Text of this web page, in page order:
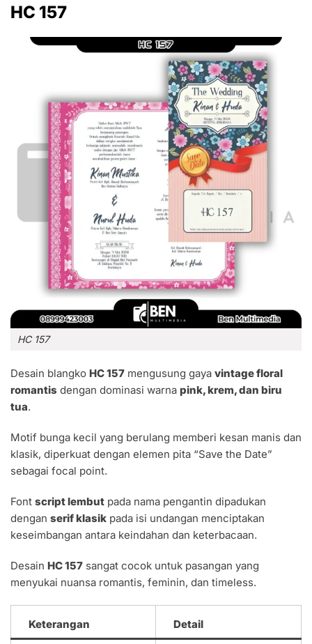
HC 157
HC 157
Desain blangko HC 157 mengusung gaya vintage floral
romantis dengan dominasi warna pink, krem, dan biru
tua.
Motif bunga kecil yang berulang memberi kesan manis dan
klasik, diperkuat dengan elemen pita “Save the Date”
sebagai focal point.
Font script lembut pada nama pengantin dipadukan
dengan serif klasik pada isi undangan menciptakan
keseimbangan antara keindahan dan keterbacaan.
Desain HC 157 sangat cocok untuk pasangan yang
menyukai nuansa romantis, feminin, dan timeless.
Keterangan Detail